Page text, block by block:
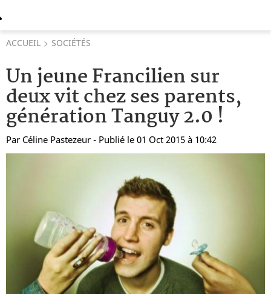
ACCUEIL SOCIÉTÉS
Un jeune Francilien sur
deux vit chez ses parents,
génération Tanguy 2.0 !
Par Céline Pastezeur - Publié le 01 Oct 2015 à 10:42